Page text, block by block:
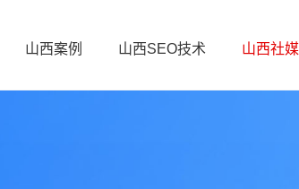
山西案例 山西SEO技术 山西社媒